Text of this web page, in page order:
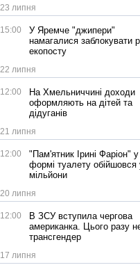
23 липня
15:00
У Яремче "джипери"
намагалися заблокувати
екопосту
22 липня
12:00
На Хмельниччині доходи
оформляють на дітей та
дідуганів
21 липня
12:00
"Пам'ятник Ірині Фаріон" у
формі туалету обійшовся
мільйони
20 липня
12:00
В ЗСУ вступила чергова
американка. Цього разу
трансгендер
17 липня